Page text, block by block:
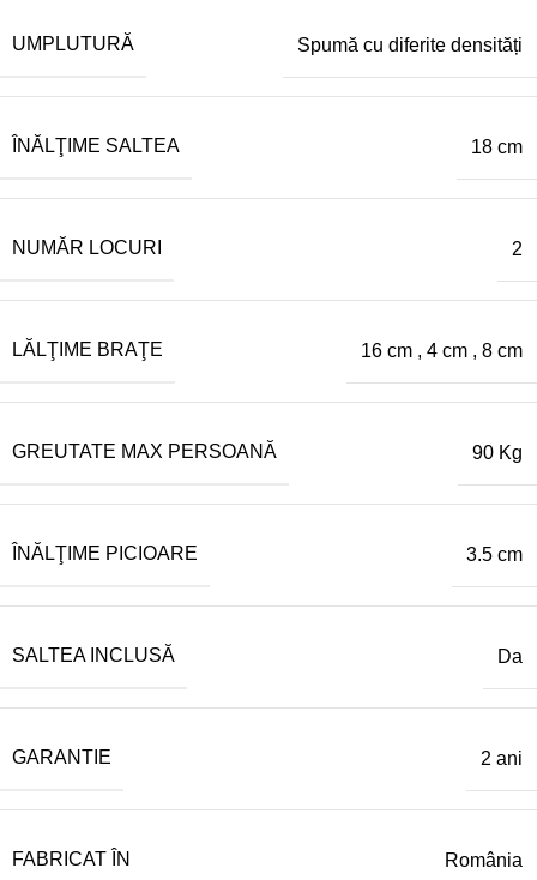
UMPLUTURĂ Spumă cu diferite densități
ÎNĂLŢIME SALTEA 18 cm
NUMĂR LOCURI 2
LĂLŢIME BRAŢE 16 cm , 4 cm , 8 cm
GREUTATE MAX PERSOANĂ 90 Kg
ÎNĂLŢIME PICIOARE 3.5 cm
SALTEA INCLUSĂ Da
GARANTIE 2 ani
FABRICAT ÎN România